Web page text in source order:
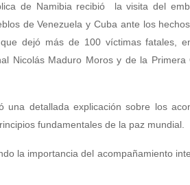
de Namibia recibió la visita del
de Venezuela y Cuba ante los
dejó más de 100 víctimas fatales,
Nicolás Maduro Moros y de la Primera
detallada explicación sobre los
fundamentales de la paz mundial.
la importancia del acompañamiento